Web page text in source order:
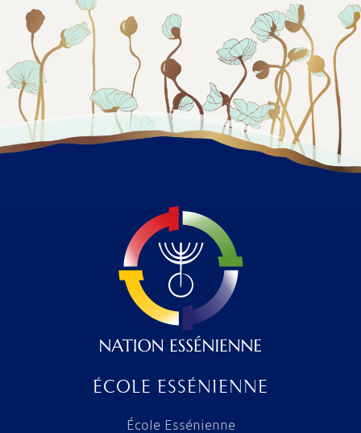
ÉCOLE ESSÉNIENNE
École Essénienne